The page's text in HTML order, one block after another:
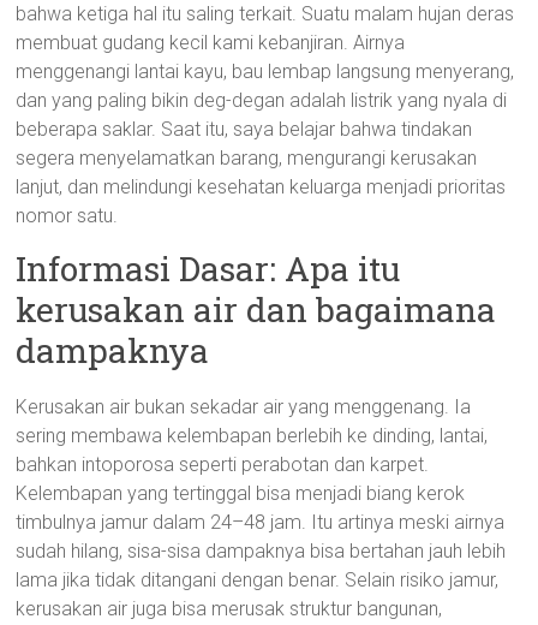
bahwa ketiga hal itu saling terkait. Suatu malam hujan deras
membuat gudang kecil kami kebanjiran. Airnya
menggenangi lantai kayu, bau lembap langsung menyerang,
dan yang paling bikin deg-degan adalah listrik yang nyala di
beberapa saklar. Saat itu, saya belajar bahwa tindakan
segera menyelamatkan barang, mengurangi kerusakan
lanjut, dan melindungi kesehatan keluarga menjadi prioritas
nomor satu.
Informasi Dasar: Apa itu
kerusakan air dan bagaimana
dampaknya
Kerusakan air bukan sekadar air yang menggenang. Ia
sering membawa kelembapan berlebih ke dinding, lantai,
bahkan intoporosa seperti perabotan dan karpet.
Kelembapan yang tertinggal bisa menjadi biang kerok
timbulnya jamur dalam 24–48 jam. Itu artinya meski airnya
sudah hilang, sisa-sisa dampaknya bisa bertahan jauh lebih
lama jika tidak ditangani dengan benar. Selain risiko jamur,
kerusakan air juga bisa merusak struktur bangunan,